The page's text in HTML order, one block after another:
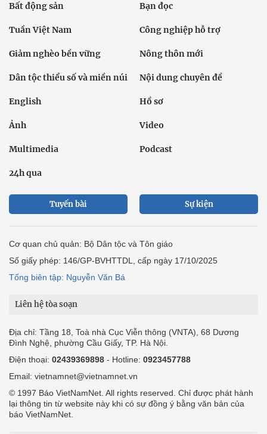
Bất động sản Bạn đọc
Tuần Việt Nam Công nghiệp hỗ trợ
Giảm nghèo bền vững Nông thôn mới
Dân tộc thiểu số và miền núi Nội dung chuyên đề
English Hồ sơ
Ảnh Video
Multimedia Podcast
24h qua
Tuyến bài Sự kiện
Cơ quan chủ quản: Bộ Dân tộc và Tôn giáo
Số giấy phép: 146/GP-BVHTTDL, cấp ngày 17/10/2025
Tổng biên tập: Nguyễn Văn Bá
Liên hệ tòa soạn
Địa chỉ: Tầng 18, Toà nhà Cục Viễn thông (VNTA), 68 Dương
Đình Nghệ, phường Cầu Giấy, TP. Hà Nội.
Điện thoại: 02439369898 - Hotline: 0923457788
Email: vietnamnet@vietnamnet.vn
© 1997 Báo VietNamNet. All rights reserved. Chỉ được phát hành
lại thông tin từ website này khi có sự đồng ý bằng văn bản của
báo VietNamNet.